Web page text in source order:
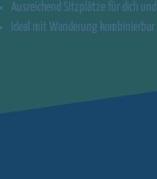
Ausreichend Sitzplätze für dich
Ideal mit Wanderung kombinierbar